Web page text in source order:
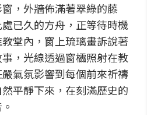
，外牆佈滿著翠綠的藤
已久的方舟，正等待時機
堂內，窗上琉璃畫訴說著
，光線透過窗櫺照射在教
氣氛影響到每個前來祈禱
平靜下來，在刻滿歷史的